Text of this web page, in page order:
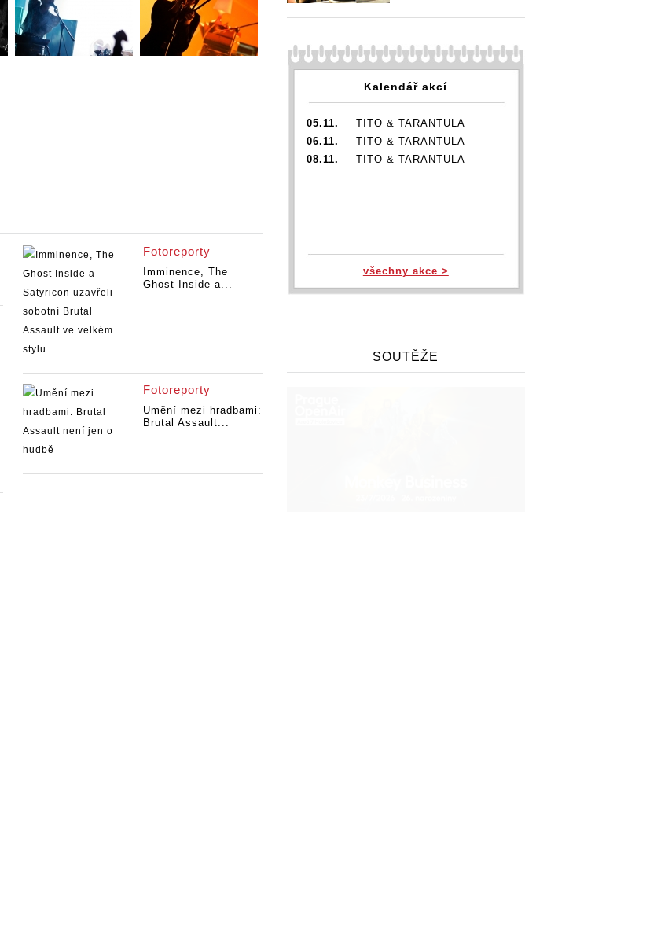
Fotoreporty
Imminence, The
Ghost Inside a...
Fotoreporty
Umění mezi hradbami:
Brutal Assault...
Kalendář akcí
05.11.
TITO & TARANTULA
06.11.
TITO & TARANTULA
08.11.
TITO & TARANTULA
všechny akce >
SOUTĚŽE